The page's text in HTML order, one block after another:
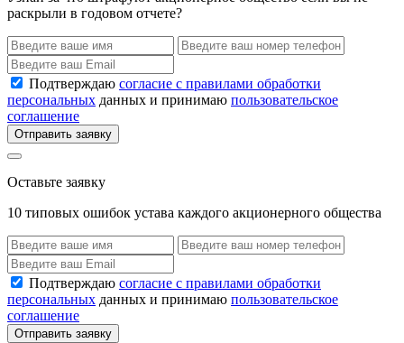
раскрыли в годовом отчете?
Подтверждаю согласие с правилами обработки
персональных данных и принимаю пользовательское
соглашение
Отправить заявку
Оставьте заявку
10 типовых ошибок устава каждого акционерного общества
Подтверждаю согласие с правилами обработки
персональных данных и принимаю пользовательское
соглашение
Отправить заявку